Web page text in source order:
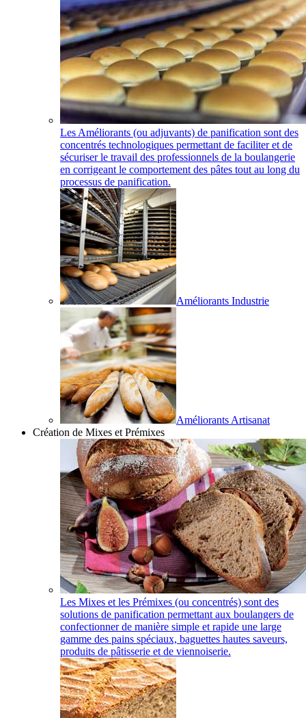
Les Améliorants (ou adjuvants) de panification sont des
concentrés technologiques permettant de faciliter et de
sécuriser le travail des professionnels de la boulangerie
en corrigeant le comportement des pâtes tout au long du
processus de panification.
Améliorants Industrie
Améliorants Artisanat
Création de Mixes et Prémixes
Les Mixes et les Prémixes (ou concentrés) sont des
solutions de panification permettant aux boulangers de
confectionner de manière simple et rapide une large
gamme des pains spéciaux, baguettes hautes saveurs,
produits de pâtisserie et de viennoiserie.